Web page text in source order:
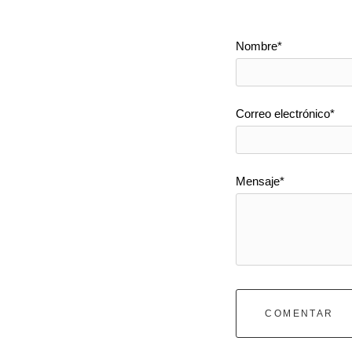
Nombre*
Correo electrónico*
Mensaje*
COMENTAR